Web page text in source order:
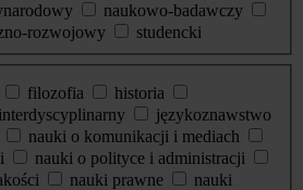
naukowo-badawczy
rozwojowy
studencki
filozofia
historia
interdyscyplinarny
językoznawstwo
nauki o komunikacji i mediach
nauki o polityce i administracji
nauki prawne
nauki